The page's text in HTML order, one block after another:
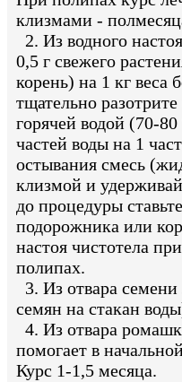
клизмами -
2. Из водного
0,5 г свежего
корень) на 1 кг веса
тщательно
горячей водой (70-
частей воды на 1
остывания смесь
клизмой и
до процедуры
подорожника или
настоя чистотела
полипах.
3. Из отвара
семян на стакан
4. Из отвара
помогает в
Курс 1-1,5 месяца.